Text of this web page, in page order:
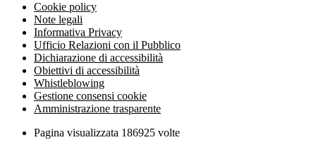
Cookie policy
Note legali
Informativa Privacy
Ufficio Relazioni con il Pubblico
Dichiarazione di accessibilità
Obiettivi di accessibilità
Whistleblowing
Gestione consensi cookie
Amministrazione trasparente
Pagina visualizzata 186925 volte